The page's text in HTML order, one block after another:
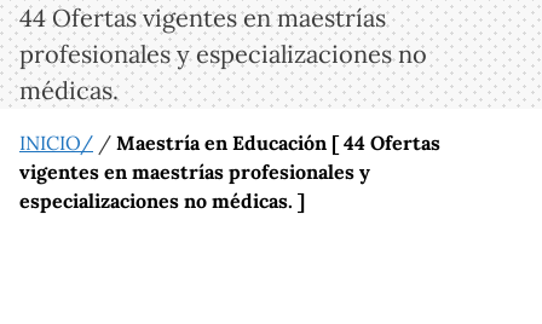
44 Ofertas vigentes en maestrías
profesionales y especializaciones no
médicas.
INICIO/ / Maestría en Educación [ 44 Ofertas
vigentes en maestrías profesionales y
especializaciones no médicas. ]